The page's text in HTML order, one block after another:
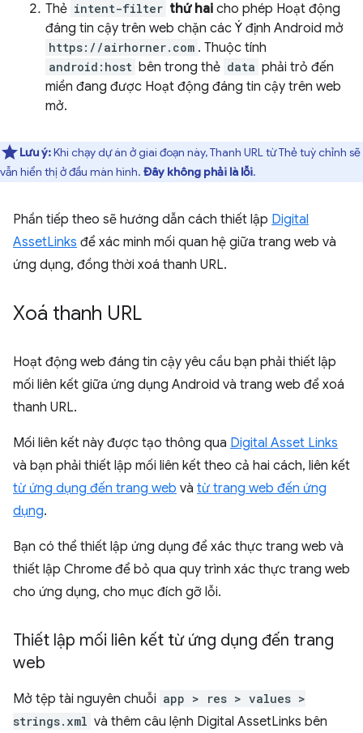
Thẻ intent-filter thứ hai cho phép Hoạt động
đáng tin cậy trên web chặn các Ý định Android mở
https://airhorner.com . Thuộc tính
android:host bên trong thẻ data phải trỏ đến
miền đang được Hoạt động đáng tin cậy trên web
mở.
Lưu ý:Khi chạy dự án ở giai đoạn này, Thanh URL từ Thẻ tuỳ chỉnh sẽ
vẫn hiển thị ở đầu màn hình. Đây không phải là lỗi.
Phần tiếp theo sẽ hướng dẫn cách thiết lập Digital
AssetLinks để xác minh mối quan hệ giữa trang web và
ứng dụng, đồng thời xoá thanh URL.
Xoá thanh URL
Hoạt động web đáng tin cậy yêu cầu bạn phải thiết lập
mối liên kết giữa ứng dụng Android và trang web để xoá
thanh URL.
Mối liên kết này được tạo thông qua Digital Asset Links
và bạn phải thiết lập mối liên kết theo cả hai cách, liên kết
từ ứng dụng đến trang web và từ trang web đến ứng
dụng.
Bạn có thể thiết lập ứng dụng để xác thực trang web và
thiết lập Chrome để bỏ qua quy trình xác thực trang web
cho ứng dụng, cho mục đích gỡ lỗi.
Thiết lập mối liên kết từ ứng dụng đến trang
web
Mở tệp tài nguyên chuỗi app > res > values >
strings.xml và thêm câu lệnh Digital AssetLinks bên